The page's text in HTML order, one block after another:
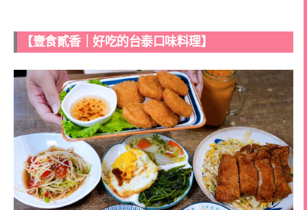
【壹食貳香｜好吃的台泰口味料理】